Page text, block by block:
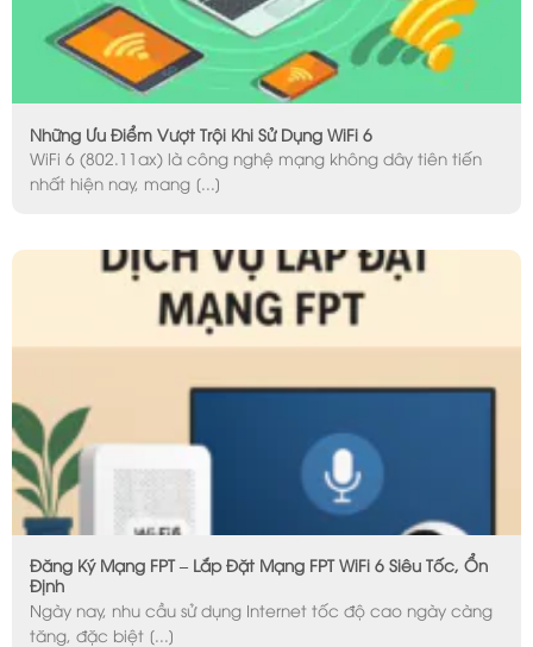
Những Ưu Điểm Vượt Trội Khi Sử Dụng WiFi 6
WiFi 6 (802.11ax) là công nghệ mạng không dây tiên tiến
nhất hiện nay, mang [...]
Đăng Ký Mạng FPT – Lắp Đặt Mạng FPT WiFi 6 Siêu Tốc, Ổn
Định
Ngày nay, nhu cầu sử dụng Internet tốc độ cao ngày càng
tăng, đặc biệt [...]